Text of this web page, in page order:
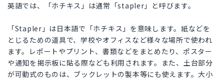
英語では、「ホチキス」は通常「stapler」と呼びます。
「Stapler」は日本語で「ホチキス」を意味します。紙などを
とじるための道具で、学校やオフィスなど様々な場所で使われ
ます。レポートやプリント、書類などをまとめたり、ポスター
や通知を掲示板に貼る際なども利用されます。また、土台部分
が可動式のものは、ブックレットの製本等にも使えます。大小